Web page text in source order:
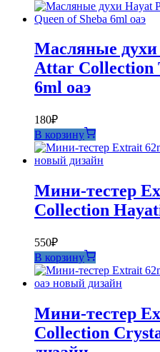
Масляные духи
Attar Collection
6ml оаэ
180₽
В корзину
Мини-тестер
Collection
550₽
В корзину
Мини-тестер
Collection